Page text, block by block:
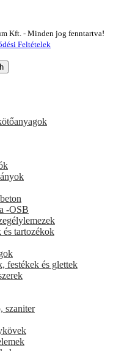
Kft. - Minden jog fenntartva!
Feltételek
-OSB
és tartozékok
festékek és glettek
szaniter